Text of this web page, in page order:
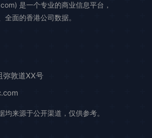
是一个专业的商业信息平台，
面的香港公司数据。
弥敦道XX号
均来源于公开渠道，仅供参考。